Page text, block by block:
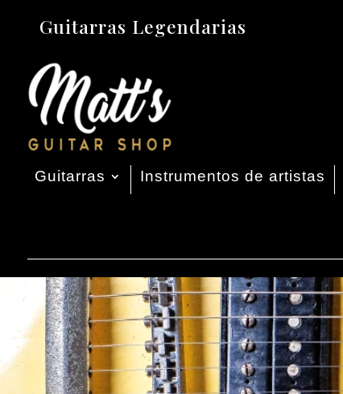
Guitarras Legendarias
Guitarras Instrumentos de artistas